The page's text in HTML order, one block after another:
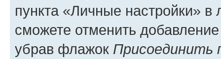
пункта «Личные настройки»
сможете отменить
убрав флажок Присоединить